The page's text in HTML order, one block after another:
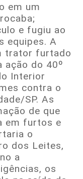
em um
e fugiu ao
equipes. A
trator furtado
ação do 40º
Interior
contra o
SP. As
de que
em furtos e
o
dos Leites,
a
os